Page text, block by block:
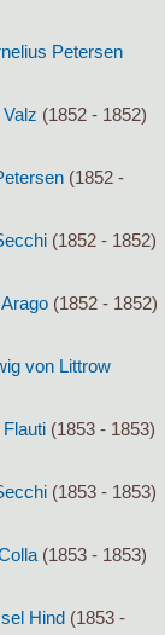
Petersen
(1852 - 1852)
(1852 -
(1852 - 1852)
(1852 - 1852)
von Littrow
(1853 - 1853)
(1853 - 1853)
(1853 - 1853)
Hind (1853 -